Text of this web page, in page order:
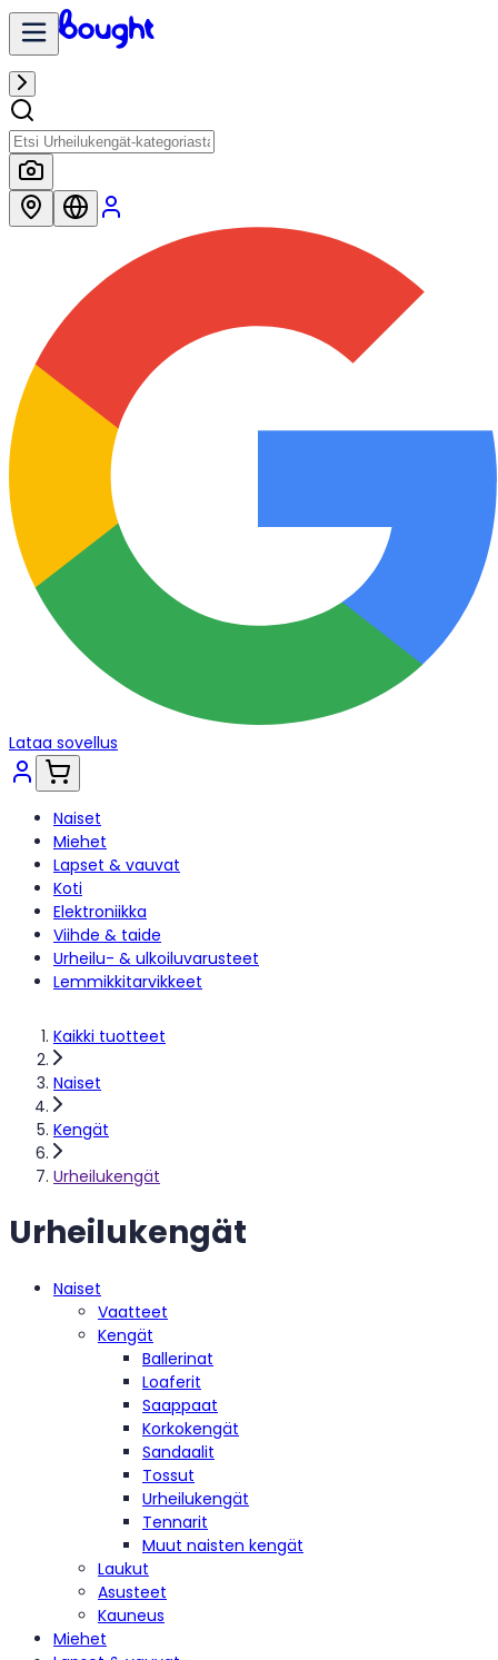
Lataa sovellus
Naiset
Miehet
Lapset & vauvat
Koti
Elektroniikka
Viihde & taide
Urheilu- & ulkoiluvarusteet
Lemmikkitarvikkeet
Kaikki tuotteet
Naiset
Kengät
Urheilukengät
Urheilukengät
Naiset
Vaatteet
Kengät
Ballerinat
Loaferit
Saappaat
Korkokengät
Sandaalit
Tossut
Urheilukengät
Tennarit
Muut naisten kengät
Laukut
Asusteet
Kauneus
Miehet